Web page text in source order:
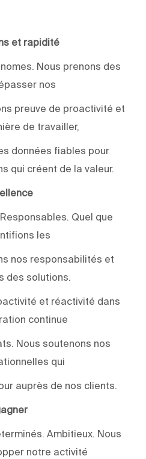
et rapidité
Nous prenons des
nos
preuve de proactivité et
de travailler,
données fiables pour
qui créent de la valeur.
Quel que
les
nos responsabilités et
des solutions.
et réactivité dans
continue
Nous soutenons nos
qui
auprès de nos clients.
Ambitieux. Nous
notre activité